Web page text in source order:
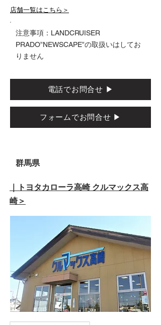
店舗一覧はこちら＞
注意事項：LANDCRUISER
PRADO”NEWSCAPE”の取扱いはしてお
りません
電話でお問合せ ▶
フォームでお問合せ ▶
群馬県
｜トヨタカローラ高崎 クルマックス高
崎＞